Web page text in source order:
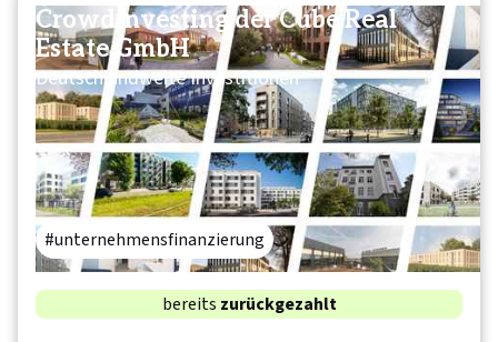
Crowdinvesting der Cube Real
Estate GmbH
Deutschlandweite Investitionen
unternehmensfinanzierung
bereits zurückgezahlt